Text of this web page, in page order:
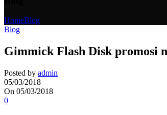
HomeBlog
Blog
Gimmick Flash Disk promosi
Posted by admin
05/03/2018
On 05/03/2018
0